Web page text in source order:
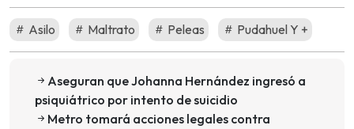
Asilo Maltrato Peleas Pudahuel Y +
Aseguran que Johanna Hernández ingresó a
psiquiátrico por intento de suicidio
Metro tomará acciones legales contra